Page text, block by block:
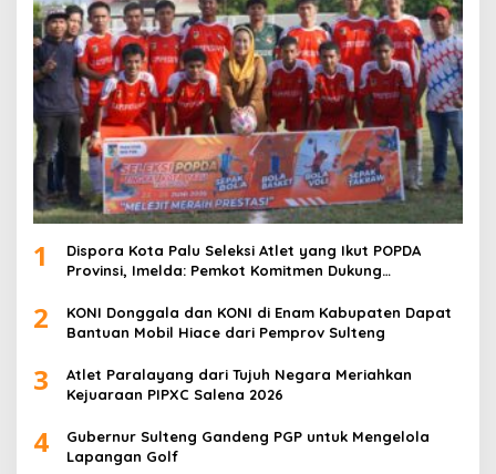
1
Dispora Kota Palu Seleksi Atlet yang Ikut POPDA
Provinsi, Imelda: Pemkot Komitmen Dukung
2
KONI Donggala dan KONI di Enam Kabupaten Dapat
Bantuan Mobil Hiace dari Pemprov Sulteng
3
Atlet Paralayang dari Tujuh Negara Meriahkan
Kejuaraan PIPXC Salena 2026
4
Gubernur Sulteng Gandeng PGP untuk Mengelola
Lapangan Golf